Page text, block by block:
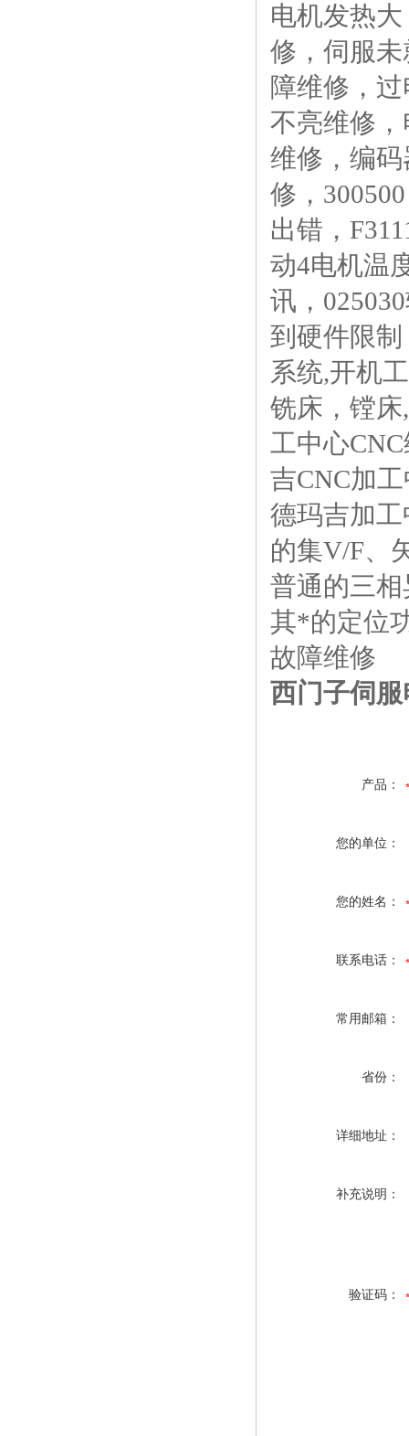
电机发热
修，伺服
障维修，
不亮维修
维修，编
修，
出错，
动4电机温
讯，
到硬件限
系统,开机
铣床，镗
工中心
吉CNC加
德玛吉加工
的集V/F、
普通的三
其*的定位
故障维修
西门子伺
产品：
您的单位：
您的姓名：
联系电话：
常用邮箱：
省份：
详细地址：
补充说明：
验证码：